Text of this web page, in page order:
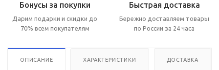
Бонусы за покупки
Дарим подарки и скидки до
70% всем покупателям
Быстрая доставка
Бережно доставляем товары
по России за 24 часа
ОПИСАНИЕ ХАРАКТЕРИСТИКИ ДОСТАВКА